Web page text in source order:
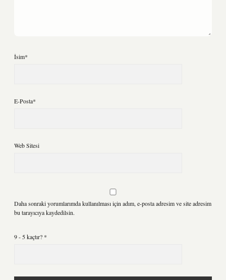
İsim*
E-Posta*
Web Sitesi
Daha sonraki yorumlarımda kullanılması için adım, e-posta adresim ve site adresim
bu tarayıcıya kaydedilsin.
9 - 5 kaçtır? *